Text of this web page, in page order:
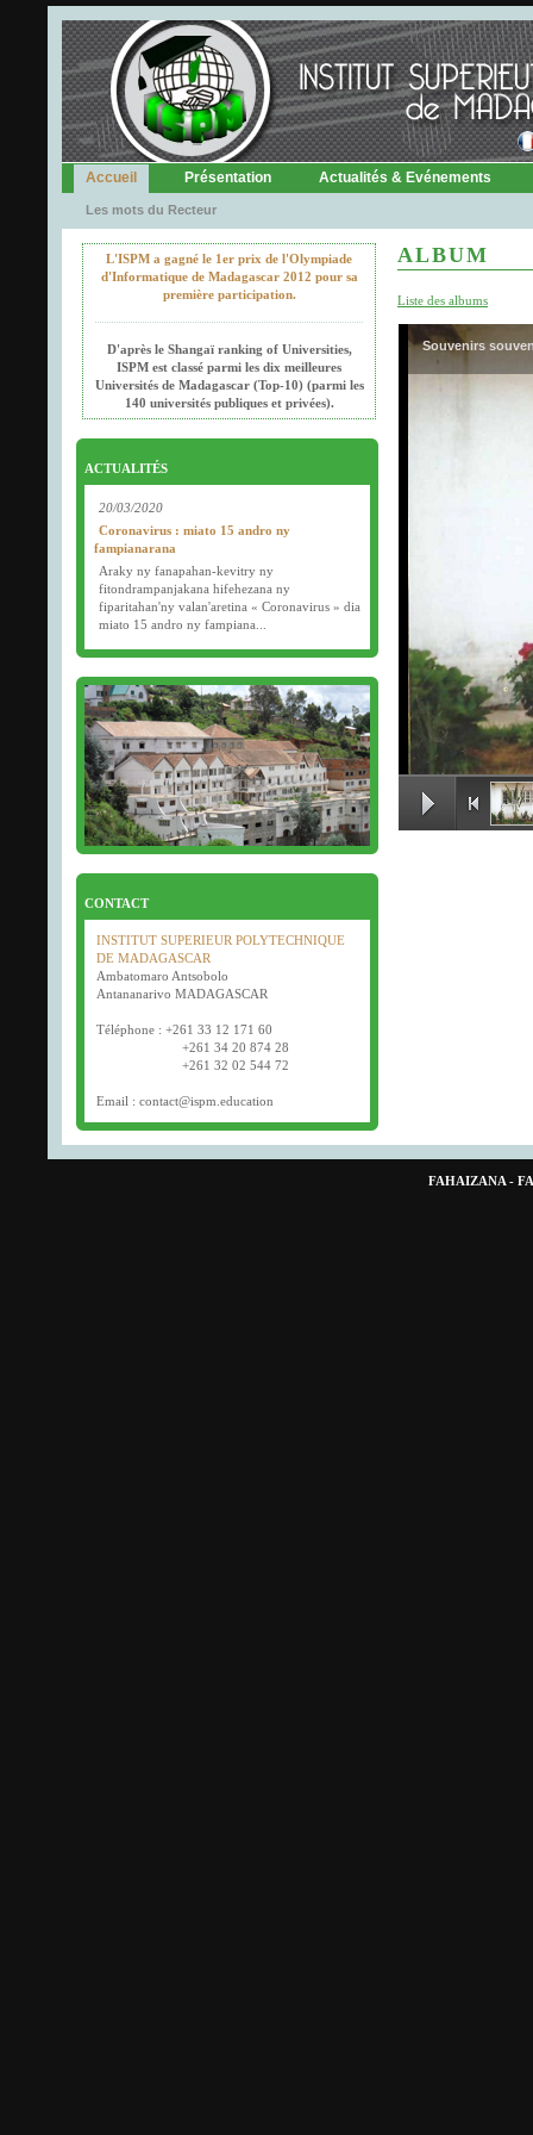
Accueil Présentation Actualités & Evénements
Les mots du Recteur
L'ISPM a gagné le 1er prix de l'Olympiade
d'Informatique de Madagascar 2012 pour sa
première participation.
D'après le Shangaï ranking of Universities,
ISPM est classé parmi les dix meilleures
Universités de Madagascar (Top-10) (parmi les
140 universités publiques et privées).
ACTUALITÉS
20/03/2020
Coronavirus : miato 15 andro ny
fampianarana
Araky ny fanapahan-kevitry ny
fitondrampanjakana hifehezana ny
fiparitahan'ny valan'aretina « Coronavirus » dia
miato 15 andro ny fampiana...
Examens semestriels
Début des examens semestriels (1ère, 2e et 3e
année) : jeudi 26 mars 2020.
Bonne fête de Pâques tout le monde !
CONTACT
INSTITUT SUPERIEUR POLYTECHNIQUE
DE MADAGASCAR
Ambatomaro Antsobolo
Antananarivo MADAGASCAR
Téléphone : +261 33 12 171 60
+261 34 20 874 28
+261 32 02 544 72
Email : contact@ispm.education
ALBUM
Liste des albums
Souvenirs
FAHAIZANA -